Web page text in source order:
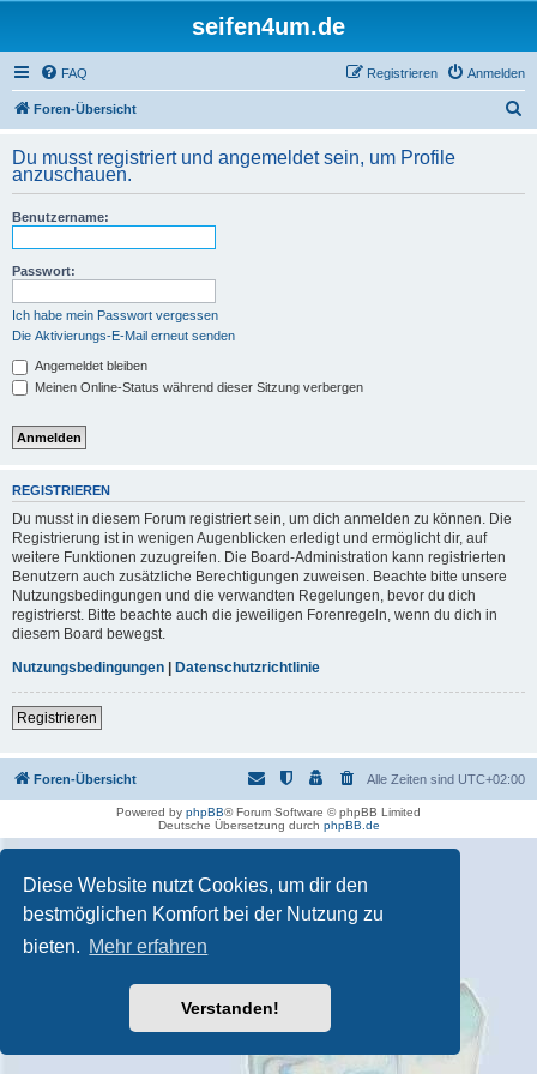
Diese Website nutzt Cookies, um dir den
bestmöglichen Komfort bei der Nutzung zu
bieten. Mehr erfahren
Verstanden!
seifen4um.de
FAQ Anmelden
Registrieren
Foren-Übersicht
h
Du musst registriert und angemeldet sein, um Profile
anzuschauen.
Benutzername:
Passwort:
Ich habe mein Passwort vergessen
Die Aktivierungs-E-Mail erneut senden
Angemeldet bleiben
Meinen Online-Status während dieser Sitzung verbergen
REGISTRIEREN
Du musst in diesem Forum registriert sein, um dich anmelden zu können. Die
Registrierung ist in wenigen Augenblicken erledigt und ermöglicht dir, auf
weitere Funktionen zuzugreifen. Die Board-Administration kann registrierten
Benutzern auch zusätzliche Berechtigungen zuweisen. Beachte bitte unsere
Nutzungsbedingungen und die verwandten Regelungen, bevor du dich
registrierst. Bitte beachte auch die jeweiligen Forenregeln, wenn du dich in
diesem Board bewegst.
Nutzungsbedingungen | Datenschutzrichtlinie
Registrieren
Foren-Übersicht Alle Zeiten sind UTC+02:00
Powered by phpBB® Forum Software © phpBB Limited
Deutsche Übersetzung durch phpBB.de